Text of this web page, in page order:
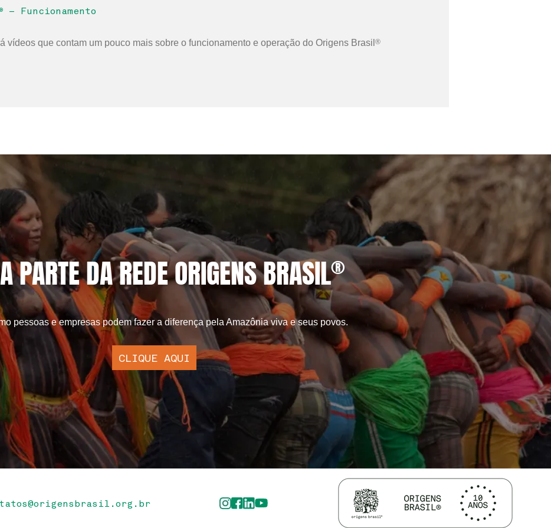
Annual Report Origens Brasil® 2023
BAIXAR
Portfólio de produtos
Conheça os produtos que fazem parte da Rede Origens Brasil
BAIXAR
®– Funcionamento
vídeos que contam um pouco mais sobre o funcionamento e operação do Origens Brasil ®
PARTE DA REDE ORIGENS BRASIL®
pessoas e empresas podem fazer a diferença pela Amazônia viva e seus povos.
CLIQUE AQUI